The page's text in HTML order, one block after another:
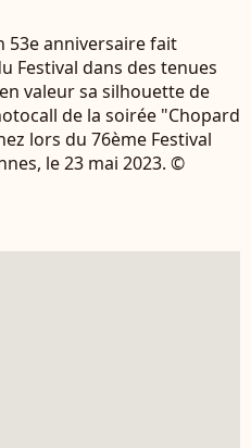
53e anniversaire fait
Festival dans des tenues
valeur sa silhouette de
de la soirée "Chopard
lors du 76ème Festival
le 23 mai 2023. ©